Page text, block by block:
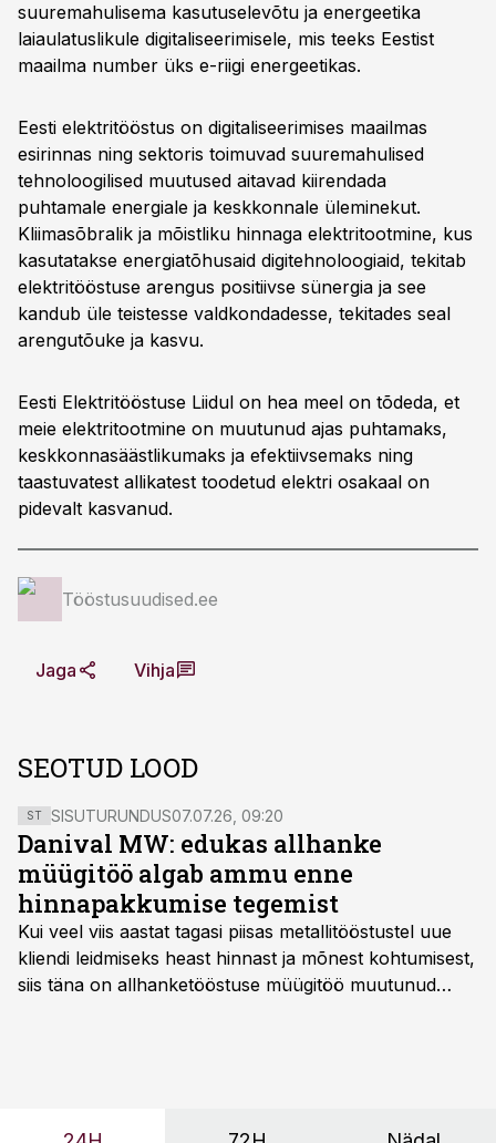
suuremahulisema kasutuselevõtu ja energeetika
laiaulatuslikule digitaliseerimisele, mis teeks Eestist
maailma number üks e-riigi energeetikas.
Eesti elektritööstus on digitaliseerimises maailmas
esirinnas ning sektoris toimuvad suuremahulised
tehnoloogilised muutused aitavad kiirendada
puhtamale energiale ja keskkonnale üleminekut.
Kliimasõbralik ja mõistliku hinnaga elektritootmine, kus
kasutatakse energiatõhusaid digitehnoloogiaid, tekitab
elektritööstuse arengus positiivse sünergia ja see
kandub üle teistesse valdkondadesse, tekitades seal
arengutõuke ja kasvu.
Eesti Elektritööstuse Liidul on hea meel on tõdeda, et
meie elektritootmine on muutunud ajas puhtamaks,
keskkonnasäästlikumaks ja efektiivsemaks ning
taastuvatest allikatest toodetud elektri osakaal on
pidevalt kasvanud.
Tööstusuudised.ee
Jaga Vihja
SEOTUD LOOD
ST SISUTURUNDUS07.07.26, 09:20
Danival MW: edukas allhanke
müügitöö algab ammu enne
hinnapakkumise tegemist
Kui veel viis aastat tagasi piisas metallitööstustel uue
kliendi leidmiseks heast hinnast ja mõnest kohtumisest,
siis täna on allhanketööstuse müügitöö muutunud